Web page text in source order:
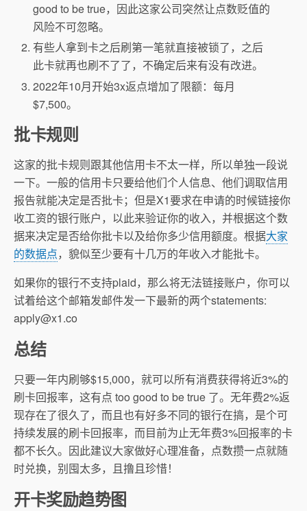
good to be true，因此这家公司突然让点数贬值的
风险不可忽略。
有些人拿到卡之后刷第一笔就直接被锁了，之后
此卡就再也刷不了了，不确定后来有没有改进。
2022年10月开始3x返点增加了限额：每月
$7,500。
批卡规则
这家的批卡规则跟其他信用卡不太一样，所以单独一段说
一下。一般的信用卡只要给他们个人信息、他们调取信用
报告就能决定是否批卡；但是X1要求在申请的时候链接你
收工资的银行账户，以此来验证你的收入，并根据这个数
据来决定是否给你批卡以及给你多少信用额度。根据大家
的数据点，貌似至少要有十几万的年收入才能批卡。
如果你的银行不支持plaid，那么将无法链接账户，你可以
试着给这个邮箱发邮件发一下最新的两个statements:
apply@x1.co
总结
只要一年内刷够$15,000，就可以所有消费获得将近3%的
刷卡回报率，这有点 too good to be true 了。无年费2%返
现存在了很久了，而且也有好多不同的银行在搞，是个可
持续发展的刷卡回报率，而目前为止无年费3%回报率的卡
都不长久。因此建议大家做好心理准备，点数攒一点就随
时兑换，别囤太多，且撸且珍惜！
开卡奖励趋势图